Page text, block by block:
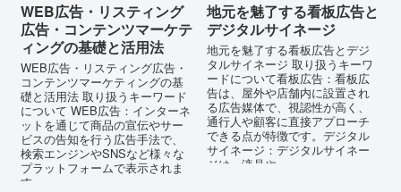
WEB広告・リスティング
広告・コンテンツマーケテ
ィングの基礎と活用法
WEB広告・リスティング広告・
コンテンツマーケティングの基
礎と活用法 取り扱うキーワード
について WEB広告：インターネ
ットを通じて商品の宣伝やサー
ビスの告知を行う広告手法で、
検索エンジンやSNSなど様々な
プラットフォームで表示されま
す。...
地元を魅了する看板広告と
デジタルサイネージ
地元を魅了する看板広告とデジ
タルサイネージ 取り扱うキーワ
ードについて看板広告：看板広
告は、屋外や店舗内に設置され
る広告媒体で、視認性が高く、
通行人や顧客に直接アプローチ
できる点が特徴です。デジタル
サイネージ：デジタルサイネー
ジは、液晶や...